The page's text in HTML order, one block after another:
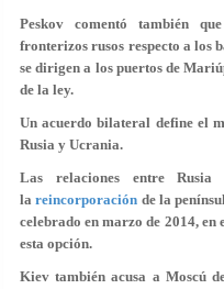
Peskov comentó también
fronterizos rusos respecto a los
se dirigen a los puertos de
de la ley.
Un acuerdo bilateral define el
Rusia y Ucrania.
Las relaciones entre
lareincorporación de la
celebrado en marzo de 2014, en
esta opción.
Kiev también acusa a Moscú